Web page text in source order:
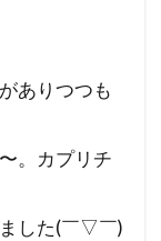
ありつつも
。カプリチ
した(￣▽￣)